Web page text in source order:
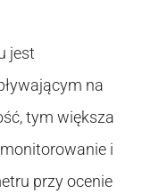
jest
na
tym większa
i
przy ocenie